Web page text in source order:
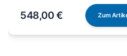
548,00 € Zum